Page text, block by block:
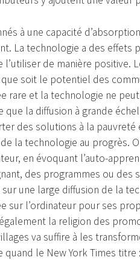
à une capacité
La technologie a des effets
de manière positive.
soit le potentiel des
rare et la technologie ne
que la diffusion à grande
des solutions à la
la technologie au progrès.
en évoquant l’auto-
des programmes ou des
une large diffusion de la
sur l’ordinateur pour ses
la religion des
va suffire à les
le New York Times